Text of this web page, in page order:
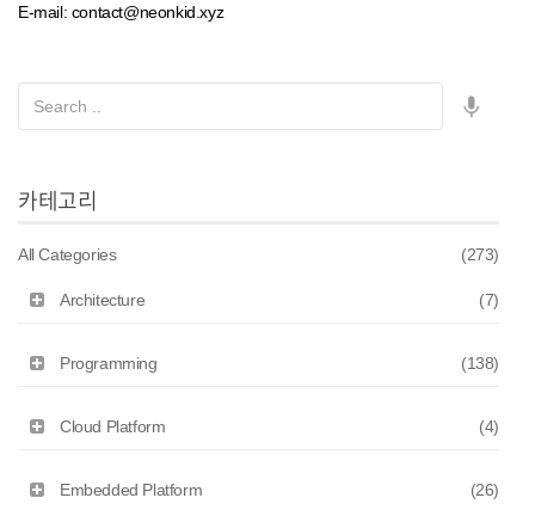
E-mail: contact@neonkid.xyz
카테고리
All Categories (273)
Architecture (7)
Programming (138)
Cloud Platform (4)
Embedded Platform (26)